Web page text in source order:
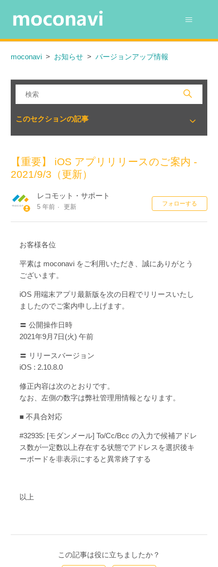
moconavi お知らせ バージョンアップ情報
このセクションの記事
【重要】 iOS アプリリリースのご案内 -
2021/9/3（更新）
レコモット・サポート
5 年前 更新 フォローする
お客様各位
平素は moconavi をご利用いただき、誠にありがとう
ございます。
iOS 用端末アプリ最新版を次の日程でリリースいたし
ましたのでご案内申し上げます。
〓 公開操作日時
2021年9月7日(火) 午前
〓 リリースバージョン
iOS : 2.10.8.0
修正内容は次のとおりです。
なお、左側の数字は弊社管理用情報となります。
■ 不具合対応
#32935: [モダンメール] To/Cc/Bcc の入力で候補アドレ
ス数が一定数以上存在する状態でアドレスを選択後キ
ーボードを非表示にすると異常終了する
以上
この記事は役に立ちましたか？